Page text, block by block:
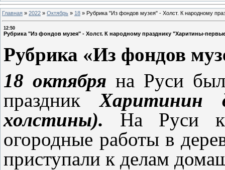
Главная » 2022 » Октябрь » 18 » Рубрика "Из фондов музея" - Холст. К народному
12:50
Рубрика "Из фондов музея" - Холст. К народному празднику "Харитины-
Рубрика «Из фондов
18 октября на Руси
праздникХаритинин
холстины). На Руси к
огородные работы в
приступали к делам